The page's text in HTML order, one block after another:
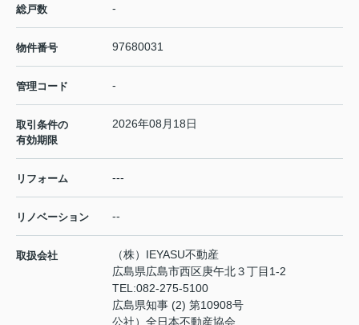
総戸数 -
物件番号 97680031
管理コード -
取引条件の
有効期限
2026年08月18日
リフォーム ---
リノベーション --
取扱会社
（株）IEYASU不動産
広島県広島市西区庚午北３丁目1-2
TEL:082-275-5100
広島県知事 (2) 第10908号
公社）全日本不動産協会